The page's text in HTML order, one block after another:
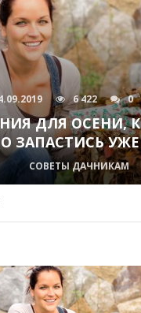
6 422 0
ДЛЯ ОСЕНИ,
ЗАПАСТИСЬ УЖЕ
СОВЕТЫ ДАЧНИКАМ